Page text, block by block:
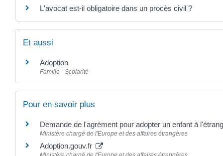
L'avocat est-il obligatoire dans un procès civil ?
Et aussi
Adoption
Famille - Scolarité
Pour en savoir plus
Demande de l'agrément pour adopter un enfant à
Ministère chargé de l'Europe et des affaires étrangères
Adoption.gouv.fr